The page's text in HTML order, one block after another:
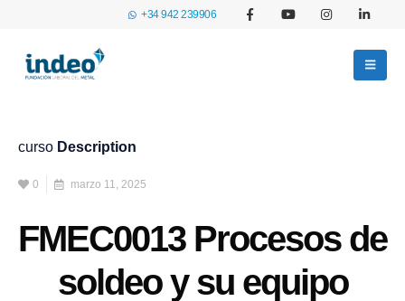
+34 942 239906
curso Description
0 marzo 11, 2025
FMEC0013 Procesos de
soldeo y su equipo